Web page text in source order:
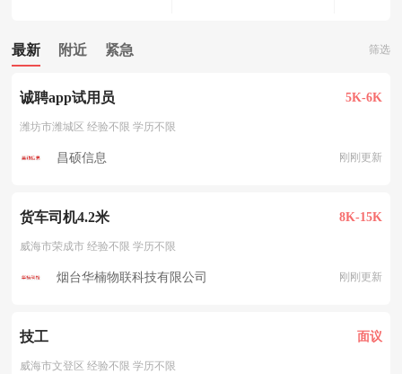
最新 附近 紧急 筛选
诚聘app试用员 5K-6K
潍坊市潍城区 经验不限 学历不限
昌硕信息 刚刚更新
货车司机4.2米 8K-15K
威海市荣成市 经验不限 学历不限
烟台华楠物联科技有限公司 刚刚更新
技工 面议
威海市文登区 经验不限 学历不限